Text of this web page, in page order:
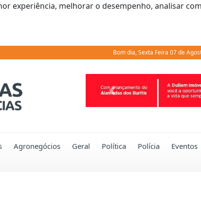
experiência, melhorar o desempenho, analisar
Bom dia, Sexta Feira 07 de
Previous
Agronegócios Geral Política Polícia Eventos